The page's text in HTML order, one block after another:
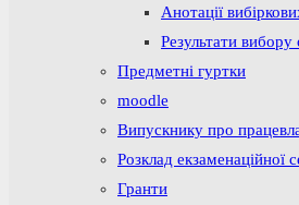
Анотації
Результати вибору
Предметні гуртки
moodle
Випускнику про
Розклад екзаменаційної
Гранти